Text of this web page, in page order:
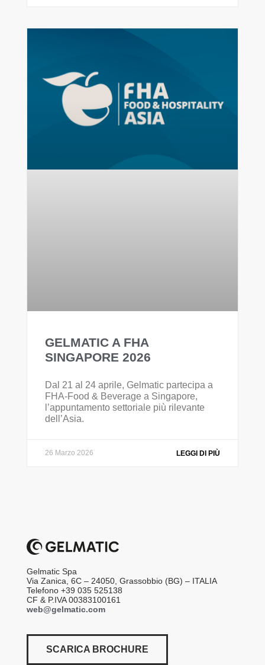
GELMATIC A FHA
SINGAPORE 2026
Dal 21 al 24 aprile, Gelmatic partecipa a
FHA-Food & Beverage a Singapore,
l’appuntamento settoriale più rilevante
dell’Asia.
LEGGI DI PIÙ
26 Marzo 2026
Gelmatic Spa
Via Zanica, 6C – 24050, Grassobbio (BG) – ITALIA
Telefono +39 035 525138
CF & P.IVA 00383100161
web@gelmatic.com
SCARICA BROCHURE